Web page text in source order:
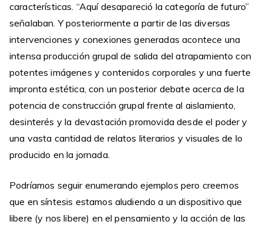
características. “Aquí desapareció la categoría de futuro”
señalaban. Y posteriormente a partir de las diversas
intervenciones y conexiones generadas acontece una
intensa producción grupal de salida del atrapamiento con
potentes imágenes y contenidos corporales y una fuerte
impronta estética, con un posterior debate acerca de la
potencia de construcción grupal frente al aislamiento,
desinterés y la devastación promovida desde el poder y
una vasta cantidad de relatos literarios y visuales de lo
producido en la jornada.
Podríamos seguir enumerando ejemplos pero creemos
que en síntesis estamos aludiendo a un dispositivo que
libere (y nos libere) en el pensamiento y la acción de las